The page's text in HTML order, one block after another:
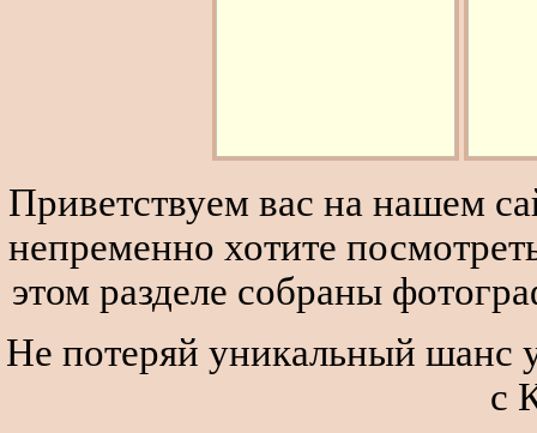
Приветствуем вас на нашем
непременно хотите
этом разделе собраны
Не потеряй уникальный шанс
с